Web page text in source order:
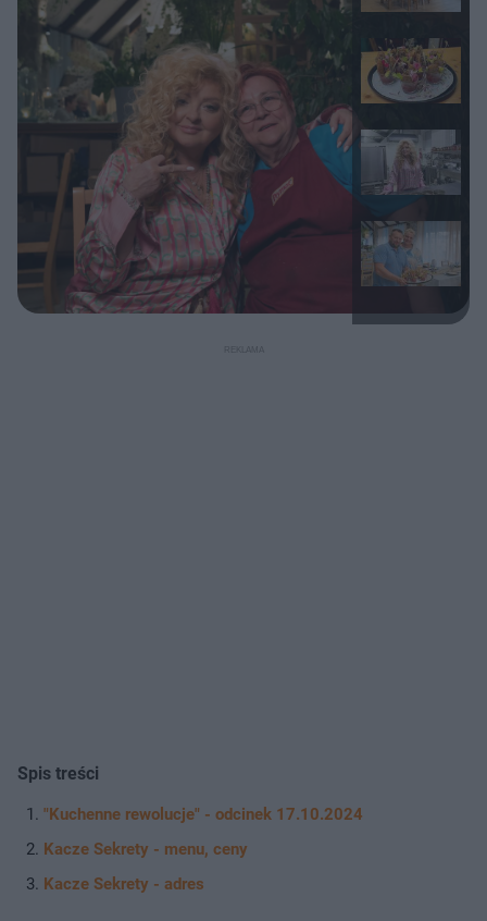
Spis treści
"Kuchenne rewolucje" - odcinek 17.10.2024
Kacze Sekrety - menu, ceny
Kacze Sekrety - adres